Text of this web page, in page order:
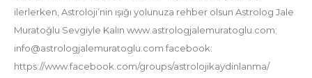
ilerlerken, Astroloji’nin ışığı yolunuza rehber olsun Astrolog Jale
Muratoğlu Sevgiyle Kalın www.astrologjalemuratoglu.com;
info@astrologjalemuratoglu.com facebook:
https://www.facebook.com/groups/astrolojikaydinlanma/